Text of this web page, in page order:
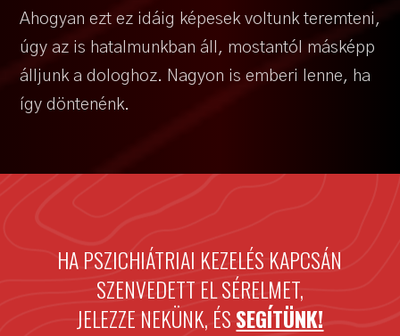
Ahogyan ezt ez idáig képesek voltunk teremteni,
úgy az is hatalmunkban áll, mostantól másképp
álljunk a dologhoz. Nagyon is emberi lenne, ha
így döntenénk.
HA PSZICHIÁTRIAI KEZELÉS KAPCSÁN
SZENVEDETT EL SÉRELMET,
JELEZZE NEKÜNK, ÉSSEGÍTÜNK!